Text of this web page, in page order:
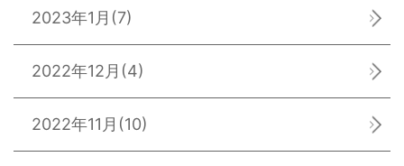
2023年1月 (7)
2022年12月 (4)
2022年11月 (10)